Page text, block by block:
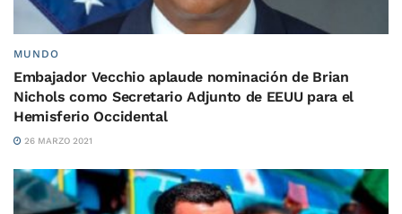
MUNDO
Embajador Vecchio aplaude nominación de Brian
Nichols como Secretario Adjunto de EEUU para el
Hemisferio Occidental
26 MARZO 2021